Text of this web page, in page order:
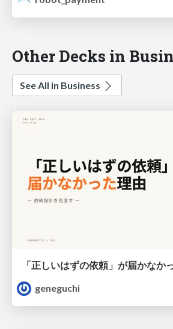
Other Decks in
See All in Business
「正しいはずの依頼」が届かなか
geneguchi